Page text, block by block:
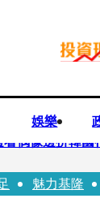
娛樂
看偶像邊拚韓
誌大條火急跳
魅力基隆